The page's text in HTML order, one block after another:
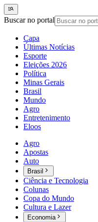
Buscar no portal
Capa
Últimas Notícias
Esporte
Eleições 2026
Política
Minas Gerais
Brasil
Mundo
Agro
Entretenimento
Eloos
Agro
Apostas
Auto
Brasil
Ciência e Tecnologia
Colunas
Copa do Mundo
Cultura e Lazer
Economia